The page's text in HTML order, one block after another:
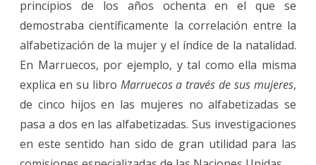
principios de los años ochenta en el que se
demostraba científicamente la correlación entre la
alfabetización de la mujer y el índice de la natalidad.
En Marruecos, por ejemplo, y tal como ella misma
explica en su libro Marruecos a través de sus mujeres,
de cinco hijos en las mujeres no alfabetizadas se
pasa a dos en las alfabetizadas. Sus investigaciones
en este sentido han sido de gran utilidad para las